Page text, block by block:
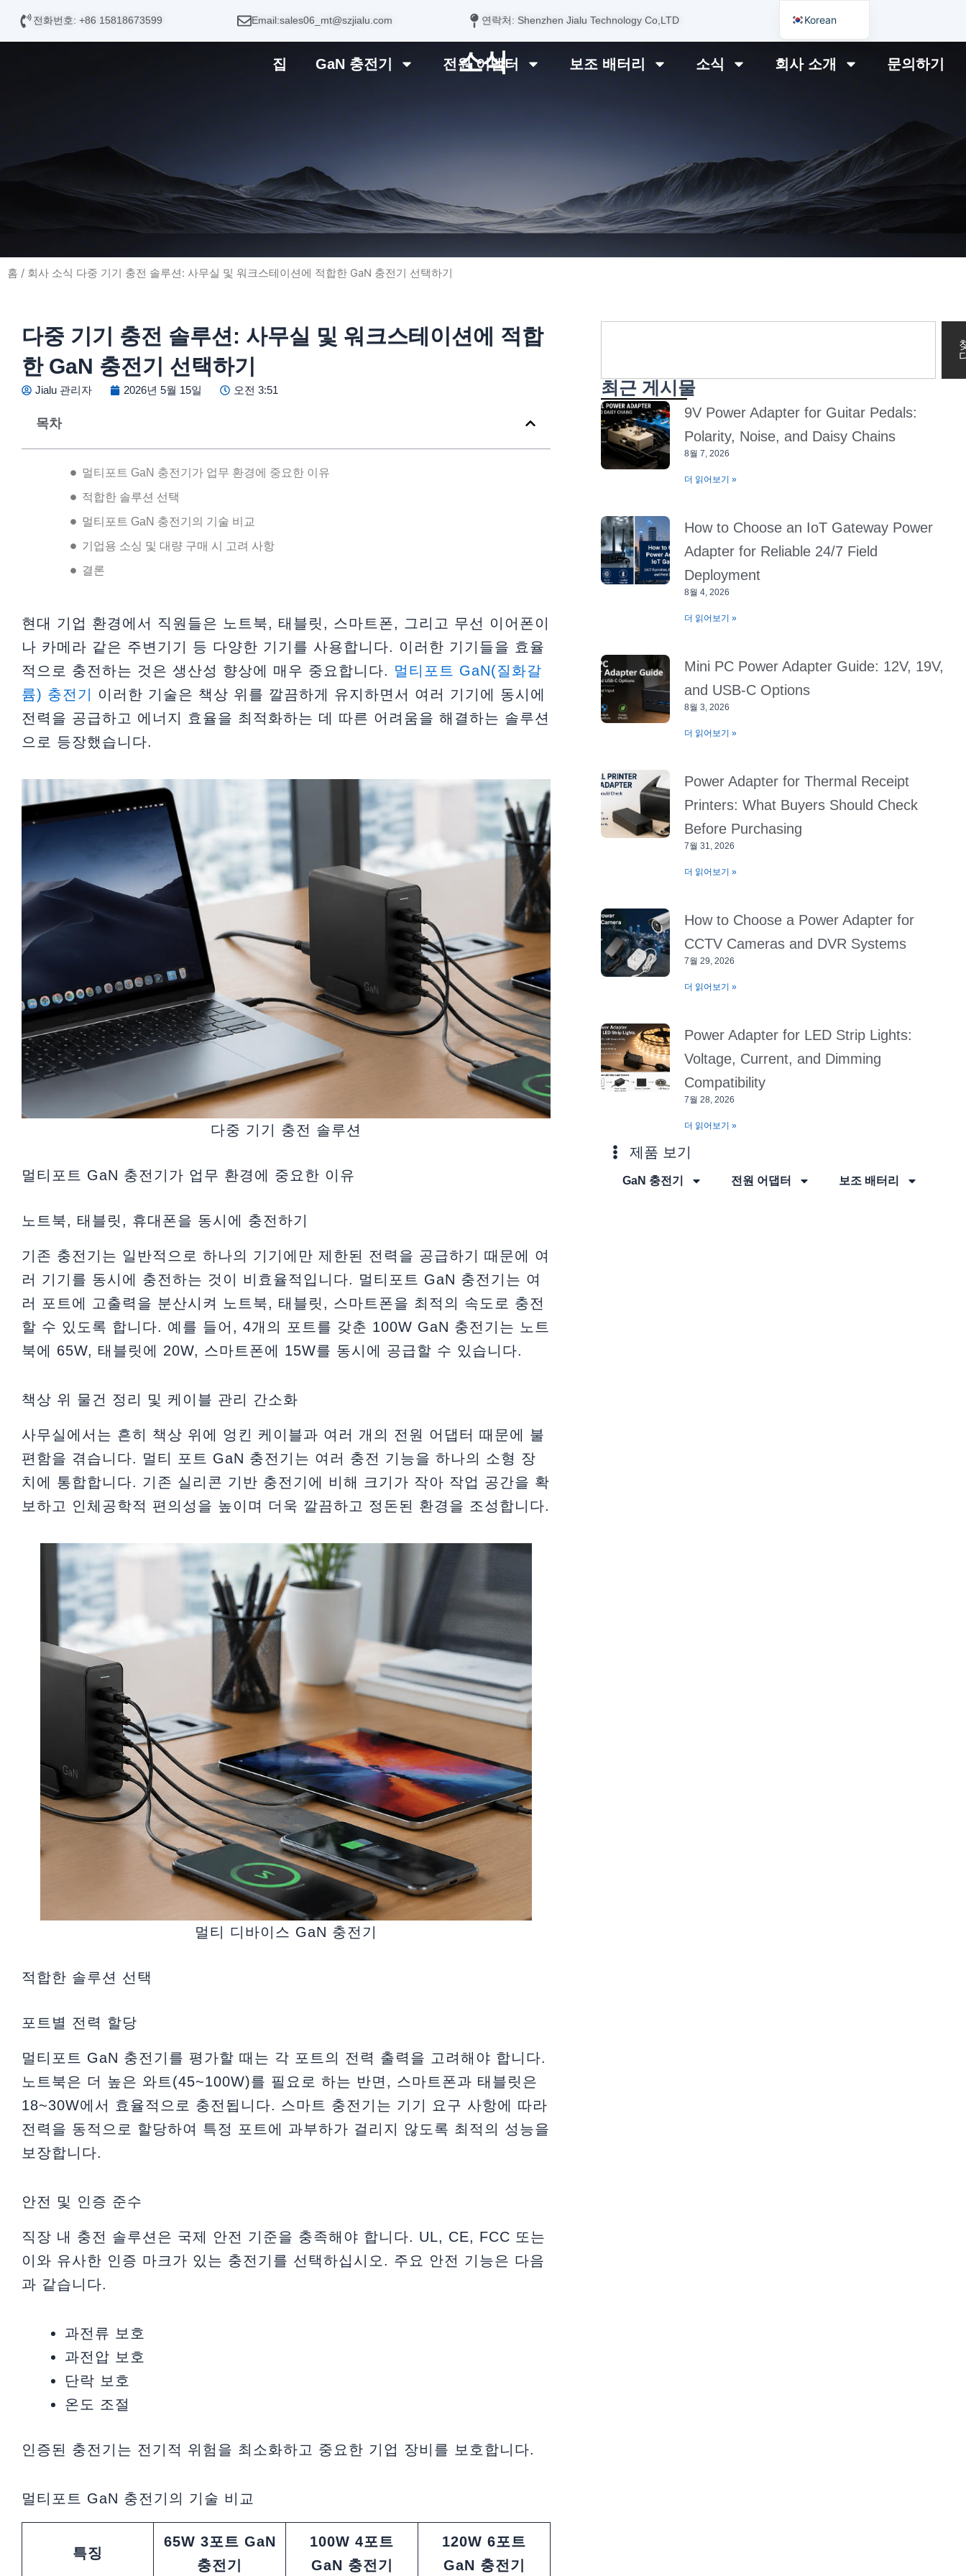
츠
전화번호: +86 15818673599 Email:sales06_mt@szjialu.com 연락처: Shenzhen Jialu Technology Co,LTD
집 GaN 충전기 전원 어댑터 보조 배터리 소식 회사 소개 문의하기
소식
홈 / 회사 소식 다중 기기 충전 솔루션: 사무실 및 워크스테이션에 적합한 GaN 충전기 선택하기
다중 기기 충전 솔루션: 사무실 및 워크스테이션에 적합
한 GaN 충전기 선택하기
Jialu 관리자 2026년 5월 15일 오전 3:51
목차
멀티포트 GaN 충전기가 업무 환경에 중요한 이유
적합한 솔루션 선택
멀티포트 GaN 충전기의 기술 비교
기업용 소싱 및 대량 구매 시 고려 사항
결론
현대 기업 환경에서 직원들은 노트북, 태블릿, 스마트폰, 그리고 무선 이어폰이
나 카메라 같은 주변기기 등 다양한 기기를 사용합니다. 이러한 기기들을 효율
적으로 충전하는 것은 생산성 향상에 매우 중요합니다. 멀티포트 GaN(질화갈
륨) 충전기
이러한 기술은 책상 위를 깔끔하게 유지하면서 여러 기기에 동시에
전력을 공급하고 에너지 효율을 최적화하는 데 따른 어려움을 해결하는 솔루션
으로 등장했습니다.
다중 기기 충전 솔루션
멀티포트 GaN 충전기가 업무 환경에 중요한 이유
노트북, 태블릿, 휴대폰을 동시에 충전하기
기존 충전기는 일반적으로 하나의 기기에만 제한된 전력을 공급하기 때문에 여
러 기기를 동시에 충전하는 것이 비효율적입니다. 멀티포트 GaN 충전기는 여
러 포트에 고출력을 분산시켜 노트북, 태블릿, 스마트폰을 최적의 속도로 충전
할 수 있도록 합니다. 예를 들어, 4개의 포트를 갖춘 100W GaN 충전기는 노트
북에 65W, 태블릿에 20W, 스마트폰에 15W를 동시에 공급할 수 있습니다.
책상 위 물건 정리 및 케이블 관리 간소화
사무실에서는 흔히 책상 위에 엉킨 케이블과 여러 개의 전원 어댑터 때문에 불
편함을 겪습니다. 멀티 포트 GaN 충전기는 여러 충전 기능을 하나의 소형 장
치에 통합합니다. 기존 실리콘 기반 충전기에 비해 크기가 작아 작업 공간을 확
보하고 인체공학적 편의성을 높이며 더욱 깔끔하고 정돈된 환경을 조성합니다.
멀티 디바이스 GaN 충전기
적합한 솔루션 선택
포트별 전력 할당
멀티포트 GaN 충전기를 평가할 때는 각 포트의 전력 출력을 고려해야 합니다.
노트북은 더 높은 와트(45~100W)를 필요로 하는 반면, 스마트폰과 태블릿은
18~30W에서 효율적으로 충전됩니다. 스마트 충전기는 기기 요구 사항에 따라
전력을 동적으로 할당하여 특정 포트에 과부하가 걸리지 않도록 최적의 성능을
보장합니다.
안전 및 인증 준수
직장 내 충전 솔루션은 국제 안전 기준을 충족해야 합니다. UL, CE, FCC 또는
이와 유사한 인증 마크가 있는 충전기를 선택하십시오. 주요 안전 기능은 다음
과 같습니다.
과전류 보호
과전압 보호
단락 보호
온도 조절
인증된 충전기는 전기적 위험을 최소화하고 중요한 기업 장비를 보호합니다.
멀티포트 GaN 충전기의 기술 비교
특징
65W 3포트 GaN
충전기
100W 4포트
GaN 충전기
120W 6포트
GaN 충전기
최근 게시물
9V Power Adapter for Guitar Pedals:
Polarity, Noise, and Daisy Chains
8월 7, 2026
더 읽어보기 »
How to Choose an IoT Gateway Power
Adapter for Reliable 24/7 Field
Deployment
8월 4, 2026
더 읽어보기 »
Mini PC Power Adapter Guide: 12V, 19V,
and USB-C Options
8월 3, 2026
더 읽어보기 »
Power Adapter for Thermal Receipt
Printers: What Buyers Should Check
Before Purchasing
7월 31, 2026
더 읽어보기 »
How to Choose a Power Adapter for
CCTV Cameras and DVR Systems
7월 29, 2026
더 읽어보기 »
Power Adapter for LED Strip Lights:
Voltage, Current, and Dimming
Compatibility
7월 28, 2026
더 읽어보기 »
제품 보기
GaN 충전기 전원 어댑터 보조 배터리
Korean
English
German